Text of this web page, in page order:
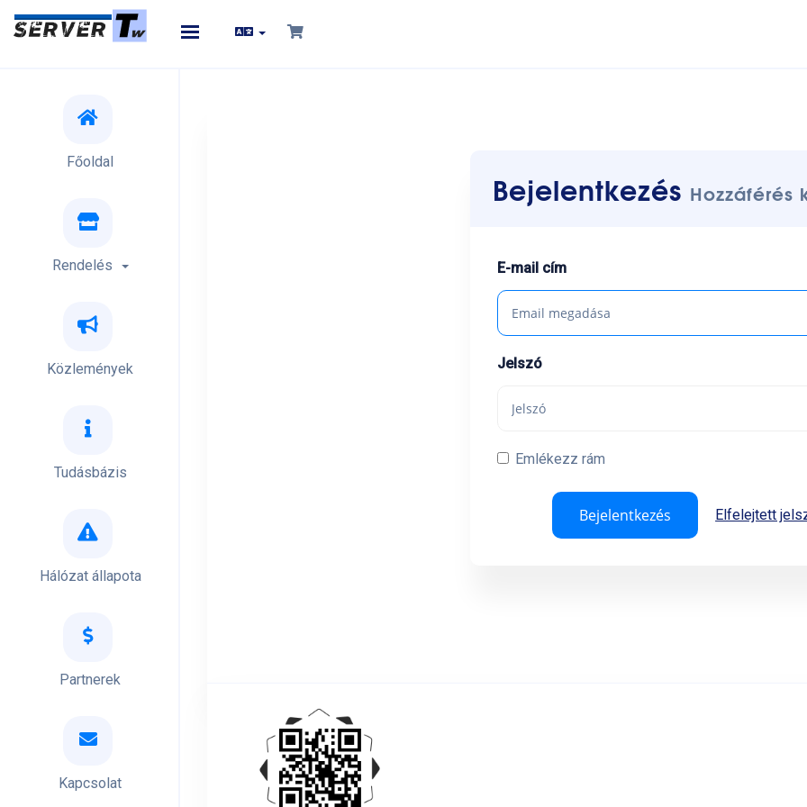
Toggle
Főoldal
Rendelés
Közlemények
Tudásbázis
Hálózat állapota
Partnerek
Kapcsolat
Bejelentkezés Hozzáférés
E-mail cím
Jelszó
Emlékezz rám
Elfelejtett